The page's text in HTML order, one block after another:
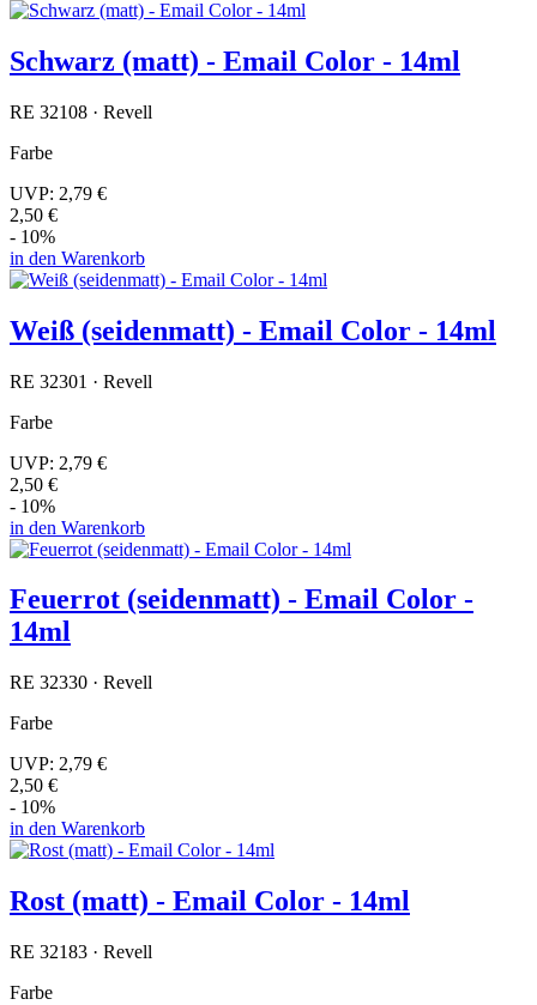
Schwarz (matt) - Email Color - 14ml
RE 32108 · Revell
Farbe
UVP: 2,79 €
2,50 €
- 10%
in den Warenkorb
Weiß (seidenmatt) - Email Color - 14ml
RE 32301 · Revell
Farbe
UVP: 2,79 €
2,50 €
- 10%
in den Warenkorb
Feuerrot (seidenmatt) - Email Color -
14ml
RE 32330 · Revell
Farbe
UVP: 2,79 €
2,50 €
- 10%
in den Warenkorb
Rost (matt) - Email Color - 14ml
RE 32183 · Revell
Farbe